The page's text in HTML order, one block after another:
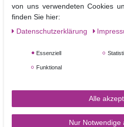
Fettfrei, Nussfrei, Glutenfrei,
SS7 4PS Benfleet Essex, UK
Nährwertangaben pro 100 g
gesättigt
0 kj / 0 kcal 0g 0g
von uns verwendeten Cookies
finden Sie hier:
Daten­schutz­erklärung
Essenziell
Funktional
Alle
Nur Notwendige